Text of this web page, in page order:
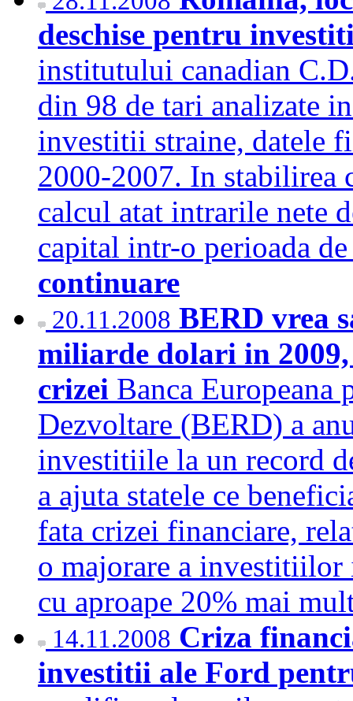
deschise pentru
institutului canadian
din 98 de tari analizate
investitii straine, datele
2000-2007. In stabilirea
calcul atat intrarile nete
capital intr-o perioada
continuare
20.11.2008 BERD vrea
miliarde dolari in
crizei Banca Europeana
Dezvoltare (BERD) a
investitiile la un record
a ajuta statele ce
fata crizei financiare,
o majorare a
cu aproape 20% mai
14.11.2008 Criza
investitii ale Ford